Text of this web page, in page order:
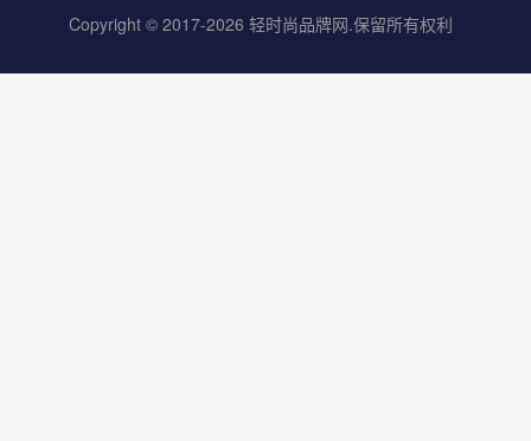
Copyright © 2017-2026 轻时尚品牌网.保留所有权利